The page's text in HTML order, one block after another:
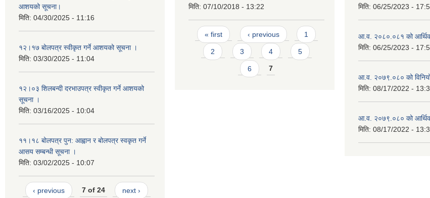
आशयको सूचना।
मिति: 04/30/2025 - 11:16
१२।१७ बोलपत्र स्वीकृत गर्ने आशयको सूचना ।
मिति: 03/30/2025 - 11:04
१२।०३ शिलबन्दी दरभाउपत्र स्वीकृत गर्ने आशयको
सूचना ।
मिति: 03/16/2025 - 10:04
११।१८ बोलपत्र पुन: आह्वान र बोलपत्र स्वकृत गर्ने
आसय सम्बन्धी सूचना ।
मिति: 03/02/2025 - 10:07
‹ previous 7 of 24 next ›
मिति: 07/10/2018 - 13:22
Pages
« first ‹ previous 1
2 3 4 5
6 7
मिति: 06/25/2023 -
आ.व. २०८०.०८१ को
मिति: 06/25/2023 -
आ.व. २०७९.०८० को
मिति: 08/17/2022 -
आ.व. २०७९.०८० को
मिति: 08/17/2022 -